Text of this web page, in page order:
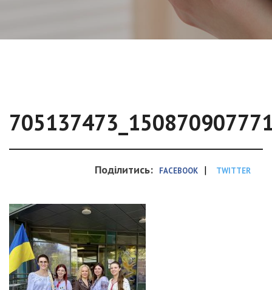
Поділитись: FACEBOOK | TWITTER